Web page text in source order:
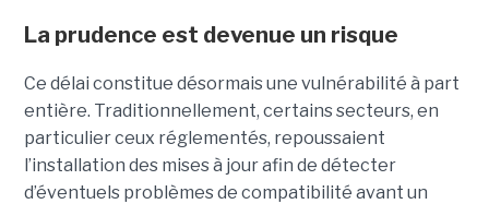
La prudence est devenue un risque
Ce délai constitue désormais une vulnérabilité à part
entière. Traditionnellement, certains secteurs, en
particulier ceux réglementés, repoussaient
l’installation des mises à jour afin de détecter
d’éventuels problèmes de compatibilité avant un